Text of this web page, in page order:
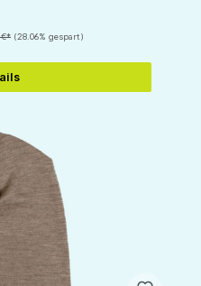
€* (28.06% gespart)